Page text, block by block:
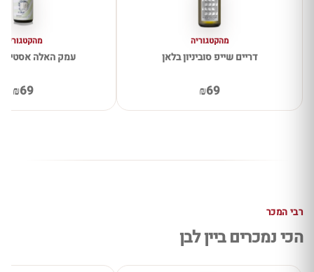
מהקטגוריה
דריים שייפ סוביניון בלאן
₪69
מהקטגוריה
עמק האלה אסטייט
₪69
רבי המכר
הכי נמכרים ביין לבן